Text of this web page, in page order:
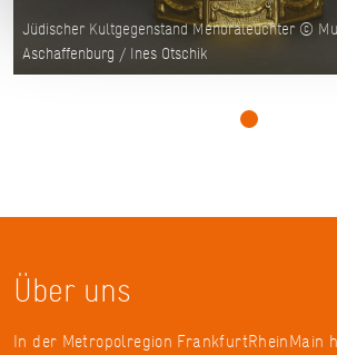
Jüdischer Kultgegenstand Menoraleuchter ©
Aschaffenburg / Ines Otschik
Über uns
In der Metropolregion FrankfurtRheinMain